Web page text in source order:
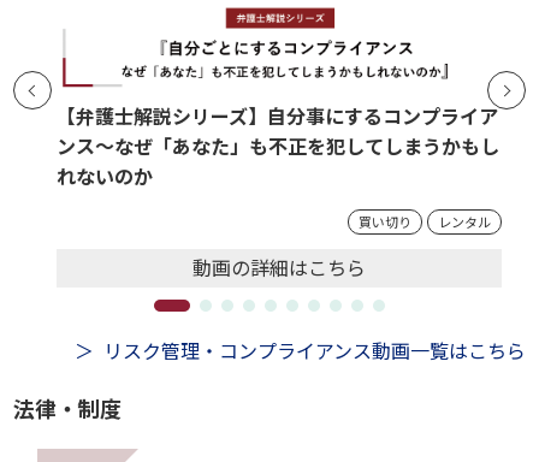
【弁護士解説シリーズ】自分事にするコンプライア
ンス～なぜ「あなた」も不正を犯してしまうかもし
れないのか
買い切り レンタル
動画の詳細はこちら
リスク管理・コンプライアンス動画一覧はこちら
法律・制度